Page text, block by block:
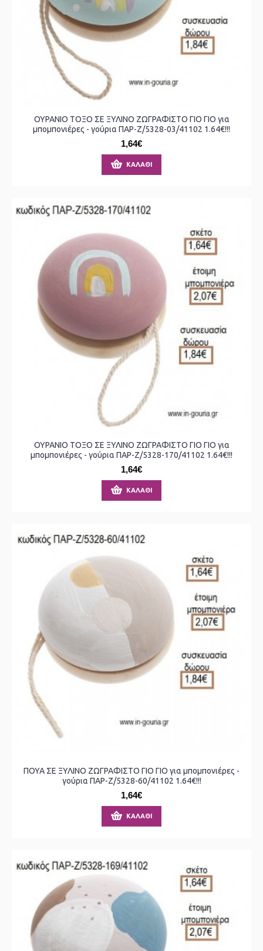
ΟΥΡΑΝΙΟ ΤΟΞΟ ΣΕ ΞΥΛΙΝΟ ΖΩΓΡΑΦΙΣΤΟ ΓΙΟ ΓΙΟ για
μπομπονιέρες - γούρια ΠΑΡ-Ζ/5328-03/41102 1.64€!!!
1,64€
ΚΑΛΆΘΙ
ΟΥΡΑΝΙΟ ΤΟΞΟ ΣΕ ΞΥΛΙΝΟ ΖΩΓΡΑΦΙΣΤΟ ΓΙΟ ΓΙΟ για
μπομπονιέρες - γούρια ΠΑΡ-Ζ/5328-170/41102 1.64€!!!
1,64€
ΚΑΛΆΘΙ
ΠΟΥΑ ΣΕ ΞΥΛΙΝΟ ΖΩΓΡΑΦΙΣΤΟ ΓΙΟ ΓΙΟ για μπομπονιέρες -
γούρια ΠΑΡ-Ζ/5328-60/41102 1.64€!!!
1,64€
ΚΑΛΆΘΙ